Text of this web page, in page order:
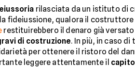
rilasciata da un istituto di
fideiussione, qualora il
restituirebbero il denaro già versato
di costruzione. In più, in caso
per ottenere il ristoro del
leggere attentamente il